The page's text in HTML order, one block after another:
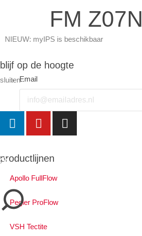
NIEUW: myIPS is beschikbaar
sluiten
sluiten
FM Z07N
blijf op de hoogte
Email
productlijnen
Apollo FullFlow
Pegler ProFlow
VSH Tectite